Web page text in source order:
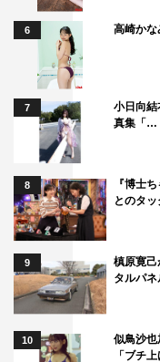
6 高崎かな
7
小日向結
真集「…
8
『博士
とのタ
9
槙原寛
タルパ
10
似鳥沙
「ブチ